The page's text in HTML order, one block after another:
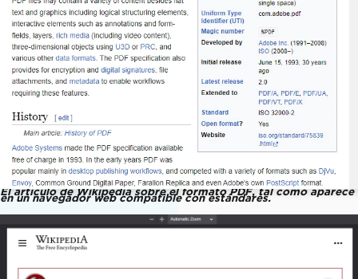
El artículo de Wikipedia sobre el formato PDF, tal como aparece
en un navegador web compatible con estándares.